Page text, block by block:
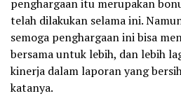
penghargaan itu merupakan
telah dilakukan selama ini.
semoga penghargaan ini bisa
bersama untuk lebih, dan lebih
kinerja dalam laporan yang
katanya.